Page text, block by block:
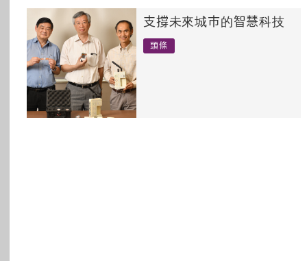
支撐未來城巿的智慧科技
頭條